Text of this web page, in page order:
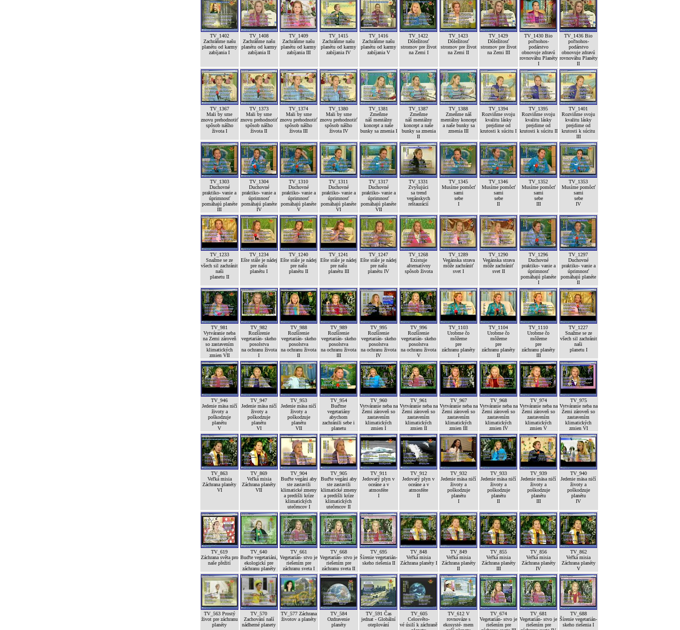
TV_1402
Zachráňme našu
planétu od karmy
zabíjania I
TV_1408
Zachráňme našu
planétu od karmy
zabíjania II
TV_1409
Zachráňme našu
planétu od karmy
zabíjania III
TV_1415
Zachráňme našu
planétu od karmy
zabíjania IV
TV_1416
Zachráňme našu
planétu od karmy
zabíjania V
TV_1422
Dôležitosť
stromov pre život
na Zemi I
TV_1423
Dôležitosť
stromov pre život
na Zemi II
TV_1429
Dôležitosť
stromov pre život
na Zemi III
TV_1430 Bio
poľnohos-
podárstvo
obnovuje zdravú
rovnováhu Planéty
I
TV_1436 Bio
poľnohos-
podárstvo
obnovuje zdravú
rovnováhu Planéty
II
TV_1367
Mali by sme
znovu prehodnotiť
spôsob nášho
života I
TV_1373
Mali by sme
znovu prehodnotiť
spôsob nášho
života II
TV_1374
Mali by sme
znovu prehodnotiť
spôsob nášho
života III
TV_1380
Mali by sme
znovu prehodnotiť
spôsob nášho
života IV
TV_1381
Zmeňme
náš mentálny
koncept a naše
bunky sa zmenia I
TV_1387
Zmeňme
náš mentálny
koncept a naše
bunky sa zmenia
II
TV_1388
Zmeňme náš
mentálny koncept
a naše bunky sa
zmenia III
TV_1394
Rozviňme svoju
kvalitu lásky
prejdime od
krutosti k súcitu I
TV_1395
Rozviňme svoju
kvalitu lásky
prejdime od
krutosti k súcitu II
TV_1401
Rozviňme svoju
kvalitu lásky
prejdime od
krutosti k súcitu
III
TV_1303
Duchovné
praktiko- vanie a
úprimnosť
pomáhajú planéte
III
TV_1304
Duchovné
praktiko- vanie a
úprimnosť
pomáhajú planéte
IV
TV_1310
Duchovné
praktiko- vanie a
úprimnosť
pomáhajú planéte
V
TV_1311
Duchovné
praktiko- vanie a
úprimnosť
pomáhajú planéte
VI
TV_1317
Duchovné
praktiko- vanie a
úprimnosť
pomáhajú planéte
VII
TV_1331
Zvyšujúci
sa trend
vegánskych
reštaurácií
TV_1345
Musíme pomôcť
sami
sebe
I
TV_1346
Musíme pomôcť
sami
sebe
II
TV_1352
Musíme pomôcť
sami
sebe
III
TV_1353
Musíme pomôcť
sami
sebe
IV
TV_1233
Snažme se ze
všech sil zachránit
naši
planetu II
TV_1234
Ešte stále je nádej
pre našu
planétu I
TV_1240
Ešte stále je nádej
pre našu
planétu II
TV_1241
Ešte stále je nádej
pre našu
planétu III
TV_1247
Ešte stále je nádej
pre našu
planétu IV
TV_1268
Existuje
alternatívny
spôsob života
TV_1289
Vegánska strava
môže zachrániť
svet I
TV_1290
Vegánska strava
môže zachrániť
svet II
TV_1296
Duchovné
praktiko- vanie a
úprimnosť
pomáhajú planéte
I
TV_1297
Duchovné
praktiko- vanie a
úprimnosť
pomáhajú planéte
II
TV_981
Vytváranie neba
na Zemi zároveň
so zastavením
klimatických
zmien VII
TV_982
Rozšírenie
vegetarián- skeho
posolstva
na ochranu života
I
TV_988
Rozšírenie
vegetarián- skeho
posolstva
na ochranu života
II
TV_989
Rozšírenie
vegetarián- skeho
posolstva
na ochranu života
III
TV_995
Rozšírenie
vegetarián- skeho
posolstva
na ochranu života
IV
TV_996
Rozšírenie
vegetarián- skeho
posolstva
na ochranu života
V
TV_1103
Urobme čo
môžeme
pre
záchranu planéty
I
TV_1104
Urobme čo
môžeme
pre
záchranu planéty
II
TV_1110
Urobme čo
môžeme
pre
záchranu planéty
III
TV_1227
Snažme se ze
všech sil zachránit
naši
planetu I
TV_946
Jedenie mäsa ničí
životy a
poškodzuje
planétu
V
TV_947
Jedenie mäsa ničí
životy a
poškodzuje
planétu
VI
TV_953
Jedenie mäsa ničí
životy a
poškodzuje
planétu
VII
TV_954
Buďme
vegetariány
abychom
zachránili sebe i
planetu
TV_960
Vytváranie neba na
Zemi zároveň so
zastavením
klimatických
zmien I
TV_961
Vytváranie neba na
Zemi zároveň so
zastavením
klimatických
zmien II
TV_967
Vytváranie neba na
Zemi zároveň so
zastavením
klimatických
zmien III
TV_968
Vytváranie neba na
Zemi zároveň so
zastavením
klimatických
zmien IV
TV_974
Vytváranie neba na
Zemi zároveň so
zastavením
klimatických
zmien V
TV_975
Vytváranie neba na
Zemi zároveň so
zastavením
klimatických
zmien VI
TV_863
Veľká misia
Záchrana planéty
VI
TV_869
Veľká misia
Záchrana planéty
VII
TV_904
Buďte vegáni aby
ste zastavili
klimatické zmeny
a predišli kríze
klimatických
utečencov I
TV_905
Buďte vegáni aby
ste zastavili
klimatické zmeny
a predišli kríze
klimatických
utečencov II
TV_911
Jedovatý plyn v
oceáne a v
atmosfére
I
TV_912
Jedovatý plyn v
oceáne a v
atmosfére
II
TV_932
Jedenie mäsa ničí
životy a
poškodzuje
planétu
I
TV_933
Jedenie mäsa ničí
životy a
poškodzuje
planétu
II
TV_939
Jedenie mäsa ničí
životy a
poškodzuje
planétu
III
TV_940
Jedenie mäsa ničí
životy a
poškodzuje
planétu
IV
TV_619
Záchrana světa pro
naše přežití
TV_640
Buďte vegetariáni,
ekologickí pre
záchranu planéty
TV_661
Vegetarián- stvo je
riešením pre
záchranu sveta I
TV_668
Vegetarián- stvo je
riešením pre
záchranu sveta II
TV_695
Šírenie vegetarián-
skeho riešenia II
TV_848
Veľká misia
Záchrana planéty I
TV_849
Veľká misia
Záchrana planéty
II
TV_855
Veľká misia
Záchrana planéty
III
TV_856
Veľká misia
Záchrana planéty
IV
TV_862
Veľká misia
Záchrana planéty
V
TV_563 Prostý
život pre záchranu
planéty
TV_570
Zachování naší
nádherné planety
TV_577 Záchrana
životov a planéty
TV_584
Ozdravenie
planéty
TV_591 Čas
jednat - Globální
oteplování
TV_605
Celosvěto-
vé úsilí k záchraně
TV_612 V
rovnováze s
ekosysté- mem
TV_674
Vegetarián- stvo je
riešením pre
TV_681
Vegetarián- stvo je
riešením pre
TV_688
Šírenie vegetarián-
skeho riešenia I